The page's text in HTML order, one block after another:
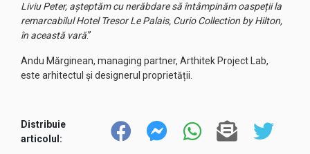
Liviu Peter, așteptăm cu nerăbdare să întâmpinăm oaspeții la
remarcabilul Hotel Tresor Le Palais, Curio Collection by Hilton,
în această vară.”
Andu Mărginean, managing partner, Arthitek Project Lab,
este arhitectul și designerul proprietății.
Distribuie
articolul: